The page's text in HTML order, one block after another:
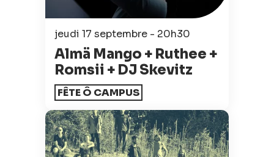
jeudi 17 septembre - 20h30
Almä Mango + Ruthee +
Romsii + DJ Skevitz
FÊTE Ô CAMPUS